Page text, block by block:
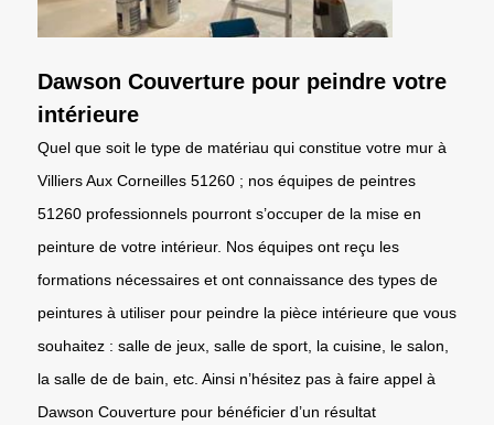
Dawson Couverture pour peindre votre
intérieure
Quel que soit le type de matériau qui constitue votre mur à
Villiers Aux Corneilles 51260 ; nos équipes de peintres
51260 professionnels pourront s’occuper de la mise en
peinture de votre intérieur. Nos équipes ont reçu les
formations nécessaires et ont connaissance des types de
peintures à utiliser pour peindre la pièce intérieure que vous
souhaitez : salle de jeux, salle de sport, la cuisine, le salon,
la salle de de bain, etc. Ainsi n’hésitez pas à faire appel à
Dawson Couverture pour bénéficier d’un résultat